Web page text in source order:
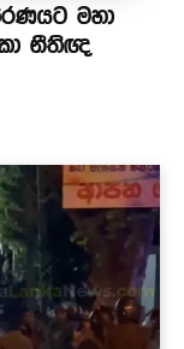
මහා
නීතිඥ